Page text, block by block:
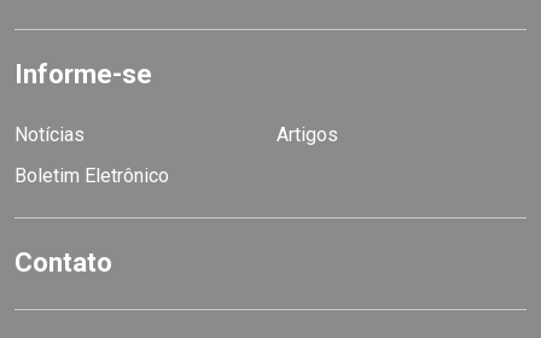
Informe-se
Notícias
Artigos
Boletim Eletrônico
Contato